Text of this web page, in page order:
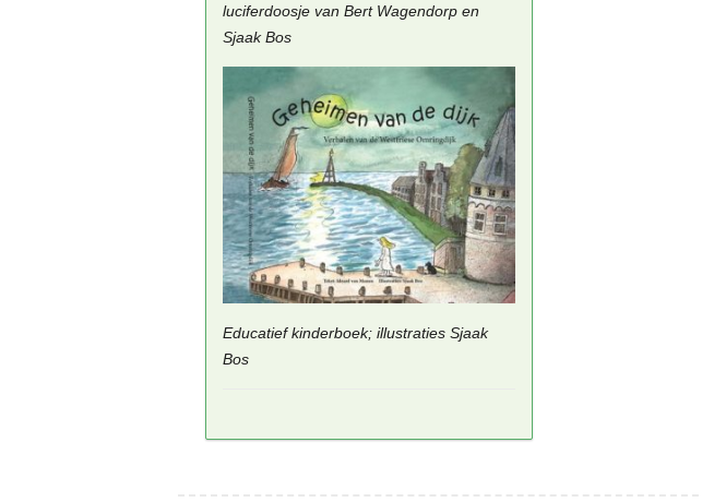
luciferdoosje van Bert Wagendorp en
Sjaak Bos
Educatief kinderboek; illustraties Sjaak
Bos